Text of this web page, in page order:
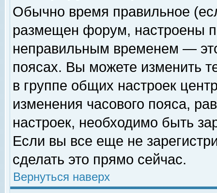
Обычно время правильное
размещен форум, настроены
неправильным временем —
поясах. Вы можете изменить
в группе общих настроек
изменения часового пояса,
настроек, необходимо быть
Если вы все еще не
сделать это прямо сейчас.
Вернуться наверх